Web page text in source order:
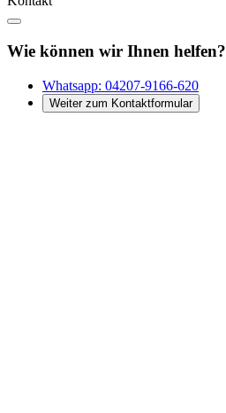
Wie können wir Ihnen helfen?
Whatsapp: 04207-9166-620